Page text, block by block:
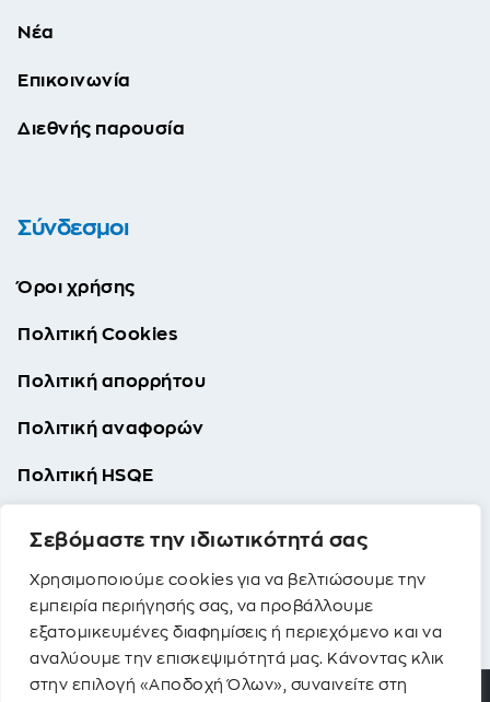
Σεβόμαστε την ιδιωτικότητά σας
Χρησιμοποιούμε cookies για να βελτιώσουμε την
εμπειρία περιήγησής σας, να προβάλλουμε
εξατομικευμένες διαφημίσεις ή περιεχόμενο και να
αναλύουμε την επισκεψιμότητά μας. Κάνοντας κλικ
στην επιλογή «Αποδοχή Όλων», συναινείτε στη
Νέα
Επικοινωνία
Διεθνής παρουσία
Σύνδεσμοι
Όροι χρήσης
Πολιτική Cookies
Πολιτική απορρήτου
Πολιτική αναφορών
Πολιτική HSQE